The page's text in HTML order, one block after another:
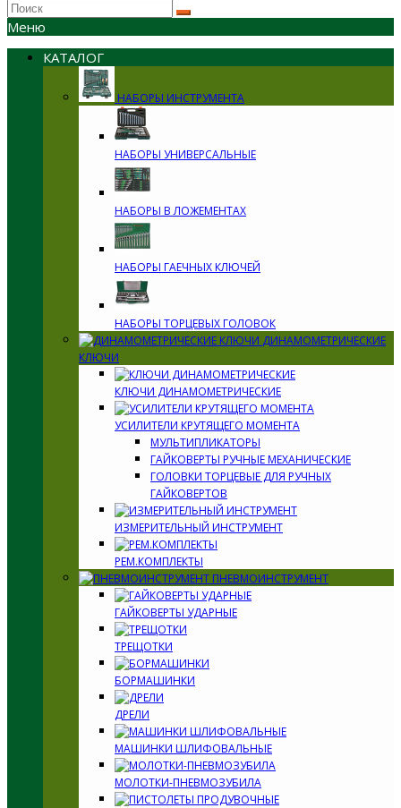
Меню
КАТАЛОГ
НАБОРЫ ИНСТРУМЕНТА
НАБОРЫ УНИВЕРСАЛЬНЫЕ
НАБОРЫ В ЛОЖЕМЕНТАХ
НАБОРЫ ГАЕЧНЫХ КЛЮЧЕЙ
НАБОРЫ ТОРЦЕВЫХ ГОЛОВОК
ДИНАМОМЕТРИЧЕСКИЕ
КЛЮЧИ
КЛЮЧИ ДИНАМОМЕТРИЧЕСКИЕ
УСИЛИТЕЛИ КРУТЯЩЕГО МОМЕНТА
МУЛЬТИПЛИКАТОРЫ
ГАЙКОВЕРТЫ РУЧНЫЕ МЕХАНИЧЕСКИЕ
ГОЛОВКИ ТОРЦЕВЫЕ ДЛЯ РУЧНЫХ
ГАЙКОВЕРТОВ
ИЗМЕРИТЕЛЬНЫЙ ИНСТРУМЕНТ
РЕМ.КОМПЛЕКТЫ
ПНЕВМОИНСТРУМЕНТ
ГАЙКОВЕРТЫ УДАРНЫЕ
ТРЕЩОТКИ
БОРМАШИНКИ
ДРЕЛИ
МАШИНКИ ШЛИФОВАЛЬНЫЕ
МОЛОТКИ-ПНЕВМОЗУБИЛА